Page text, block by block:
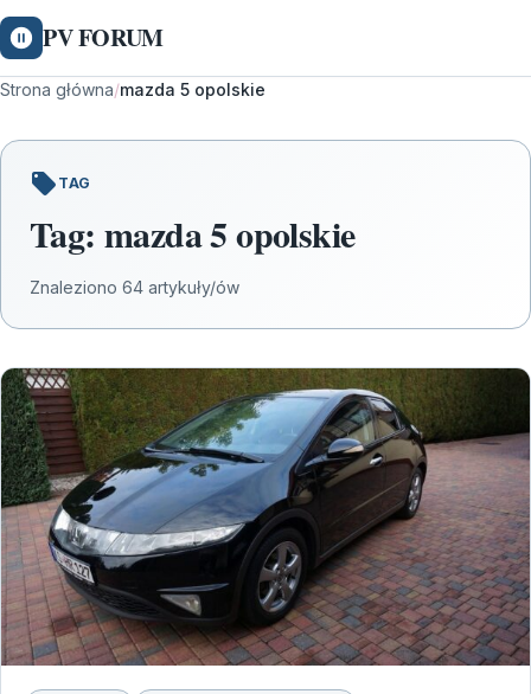
PV FORUM
Strona główna/mazda 5 opolskie
TAG
Tag: mazda 5 opolskie
Znaleziono 64 artykuły/ów